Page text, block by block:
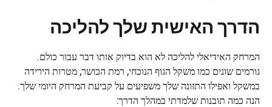
הדרך האישית שלך להליכה
המרחק האידיאלי להליכה לא הוא בדיוק אותו דבר עבור כולם.
גורמים שונים כמו משקל הגוף הנוכחי, רמת הכושר, מטרות הירידה
במשקל ואפילו התזונה שלך משפיעים על קביעת המרחק היומי שלך.
הנה כמה תובנות שלמדתי במהלך הדרך: